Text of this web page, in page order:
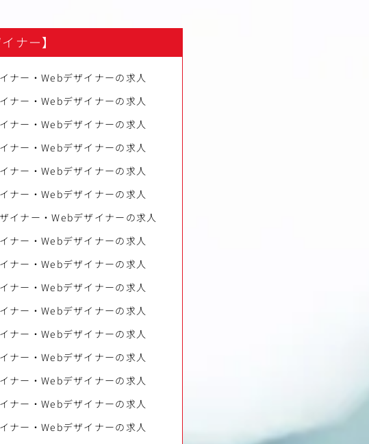
ナー】
ナー・Webデザイナーの求人
ナー・Webデザイナーの求人
ナー・Webデザイナーの求人
ナー・Webデザイナーの求人
ナー・Webデザイナーの求人
ナー・Webデザイナーの求人
イナー・Webデザイナーの求人
ナー・Webデザイナーの求人
ナー・Webデザイナーの求人
ナー・Webデザイナーの求人
ナー・Webデザイナーの求人
ナー・Webデザイナーの求人
ナー・Webデザイナーの求人
ナー・Webデザイナーの求人
ナー・Webデザイナーの求人
ナー・Webデザイナーの求人